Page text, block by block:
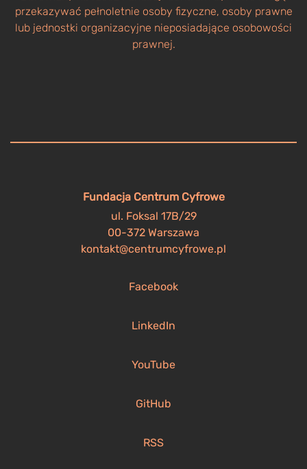
przekazywać pełnoletnie osoby fizyczne, osoby prawne
lub jednostki organizacyjne nieposiadające osobowości
prawnej.
Fundacja Centrum Cyfrowe
ul. Foksal 17B/29
00-372 Warszawa
kontakt@centrumcyfrowe.pl
Facebook
LinkedIn
YouTube
GitHub
RSS